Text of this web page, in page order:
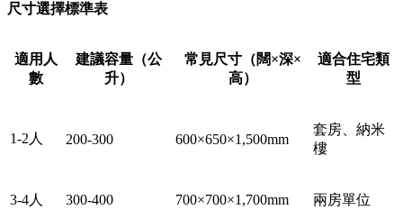
尺寸選擇標準表
適用人
數
建議容量（公
升）
常見尺寸（闊×深×
高）
適合住宅類
型
1-2人 200-300 600×650×1,500mm
套房、納米
樓
3-4人 300-400 700×700×1,700mm 兩房單位